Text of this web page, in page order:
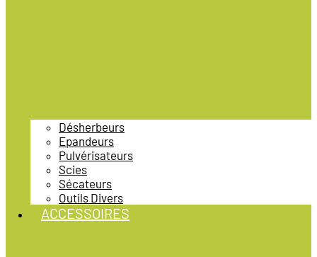
Désherbeurs
Epandeurs
Pulvérisateurs
Scies
Sécateurs
Outils Divers
ACCESSOIRES